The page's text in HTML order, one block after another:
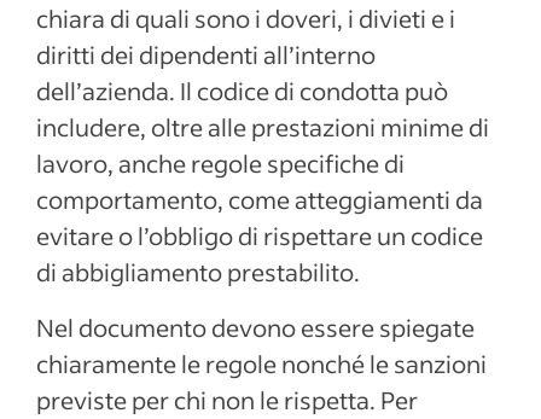
chiara di quali sono i doveri, i divieti e i
diritti dei dipendenti all’interno
dell’azienda. Il codice di condotta può
includere, oltre alle prestazioni minime di
lavoro, anche regole specifiche di
comportamento, come atteggiamenti da
evitare o l’obbligo di rispettare un codice
di abbigliamento prestabilito.
Nel documento devono essere spiegate
chiaramente le regole nonché le sanzioni
previste per chi non le rispetta. Per